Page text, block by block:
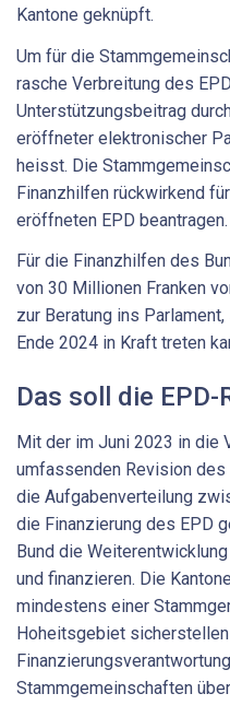
Kantone geknüpft.
Um für die
rasche Verbreitung des
Unterstützungsbeitrag
eröffneter elektronischer
heisst. Die
Finanzhilfen rückwirkend
eröffneten EPD beantragen.
Für die Finanzhilfen des
von 30 Millionen Franken
zur Beratung ins
Ende 2024 in Kraft treten
Das soll die EPD-
Mit der im Juni 2023 in die
umfassenden Revision
die Aufgabenverteilung
die Finanzierung des EPD
Bund die
und finanzieren. Die
mindestens einer
Hoheitsgebiet
Stammgemeinschaften